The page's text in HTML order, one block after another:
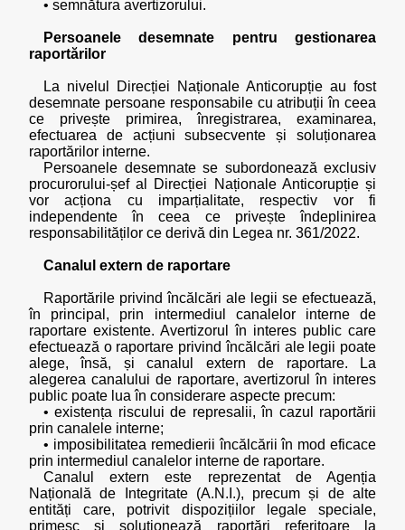
• semnătura avertizorului.
Persoanele desemnate pentru gestionarea
raportărilor
La nivelul Direcției Naționale Anticorupție au fost
desemnate persoane responsabile cu atribuții în ceea
ce privește primirea, înregistrarea, examinarea,
efectuarea de acțiuni subsecvente și soluționarea
raportărilor interne.
Persoanele desemnate se subordonează exclusiv
procurorului-șef al Direcției Naționale Anticorupție și
vor acționa cu imparțialitate, respectiv vor fi
independente în ceea ce privește îndeplinirea
responsabilităților ce derivă din Legea nr. 361/2022.
Canalul extern de raportare
Raportările privind încălcări ale legii se efectuează,
în principal, prin intermediul canalelor interne de
raportare existente. Avertizorul în interes public care
efectuează o raportare privind încălcări ale legii poate
alege, însă, și canalul extern de raportare. La
alegerea canalului de raportare, avertizorul în interes
public poate lua în considerare aspecte precum:
• existența riscului de represalii, în cazul raportării
prin canalele interne;
• imposibilitatea remedierii încălcării în mod eficace
prin intermediul canalelor interne de raportare.
Canalul extern este reprezentat de Agenția
Națională de Integritate (A.N.I.), precum și de alte
entități care, potrivit dispozițiilor legale speciale,
primesc și soluționează raportări referitoare la